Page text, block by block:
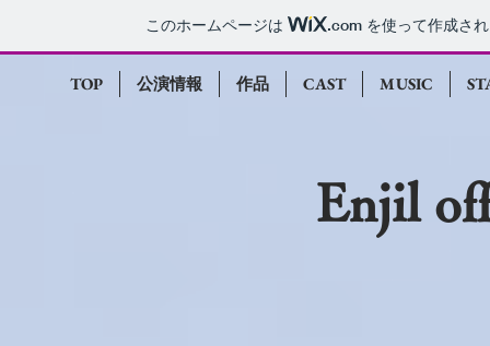
このホームページは .com を使って作成さ
TOP 公演情報 作品 CAST MUSIC
Enjil